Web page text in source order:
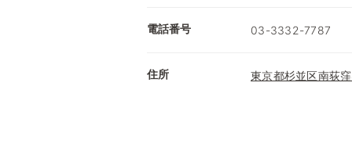
電話番号 03-3332-7787
住所 東京都杉並区南荻